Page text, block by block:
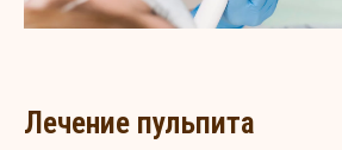
Лечение пульпита